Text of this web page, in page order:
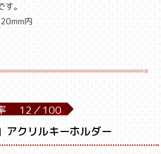
。
内
12／100
アクリルキーホルダー